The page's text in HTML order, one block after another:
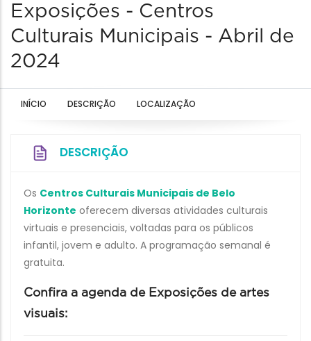
Exposições - Centros
Culturais Municipais - Abril de
2024
INÍCIO DESCRIÇÃO LOCALIZAÇÃO
DESCRIÇÃO
Os Centros Culturais Municipais de Belo
Horizonte oferecem diversas atividades culturais
virtuais e presenciais, voltadas para os públicos
infantil, jovem e adulto. A programação semanal é
gratuita.
Confira a agenda de Exposições de artes
visuais: